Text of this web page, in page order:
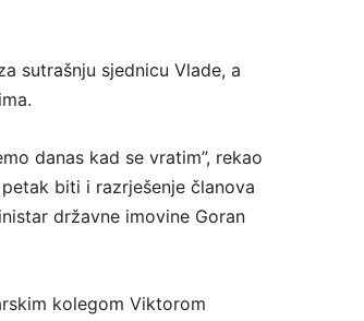
sutrašnju sjednicu Vlade, a
danas kad se vratim”, rekao
biti i razrješenje članova
državne imovine Goran
kolegom Viktorom